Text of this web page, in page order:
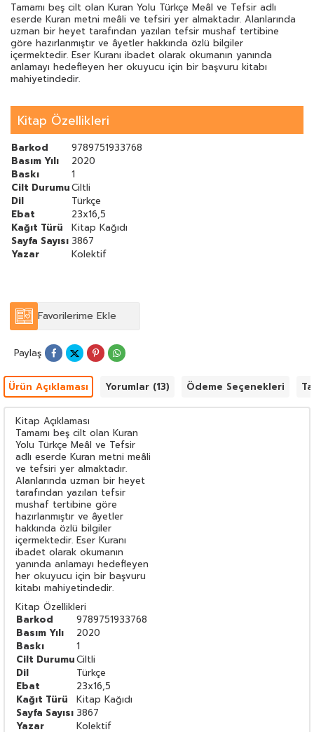
Tamamı beş cilt olan Kuran Yolu Türkçe Meâl ve Tefsir adlı
eserde Kuran metni meâli ve tefsiri yer almaktadır. Alanlarında
uzman bir heyet tarafından yazılan tefsir mushaf tertibine
göre hazırlanmıştır ve âyetler hakkında özlü bilgiler
içermektedir. Eser Kuranı ibadet olarak okumanın yanında
anlamayı hedefleyen her okuyucu için bir başvuru kitabı
mahiyetindedir.
Kitap Özellikleri
Barkod
9789751933768
Basım Yılı
2020
Baskı
1
Cilt DurumuCiltli
Dil
Türkçe
Ebat
23x16,5
Kağıt Türü
Kitap Kağıdı
Sayfa Sayısı 3867
Yazar
Kolektif
Favorilerime Ekle
Paylaş
Ürün Açıklaması Yorumlar (13) Ödeme Seçenekleri
Kitap Açıklaması
Tamamı beş cilt olan Kuran
Yolu Türkçe Meâl ve Tefsir
adlı eserde Kuran metni meâli
ve tefsiri yer almaktadır.
Alanlarında uzman bir heyet
tarafından yazılan tefsir
mushaf tertibine göre
hazırlanmıştır ve âyetler
hakkında özlü bilgiler
içermektedir. Eser Kuranı
ibadet olarak okumanın
yanında anlamayı hedefleyen
her okuyucu için bir başvuru
kitabı mahiyetindedir.
Kitap Özellikleri
Barkod
9789751933768
Basım Yılı
2020
Baskı
1
Cilt DurumuCiltli
Dil
Türkçe
Ebat
23x16,5
Kağıt Türü
Kitap Kağıdı
Sayfa Sayısı 3867
Yazar
Kolektif